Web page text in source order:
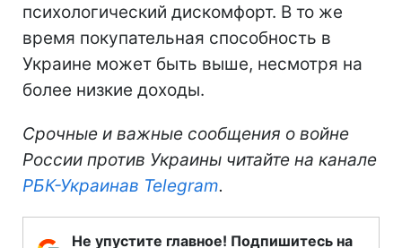
психологический дискомфорт. В то же
время покупательная способность в
Украине может быть выше, несмотря на
более низкие доходы.
Срочные и важные сообщения о войне
России против Украины читайте на канале
РБК-Украинав Telegram.
Не упустите главное! Подпишитесь на